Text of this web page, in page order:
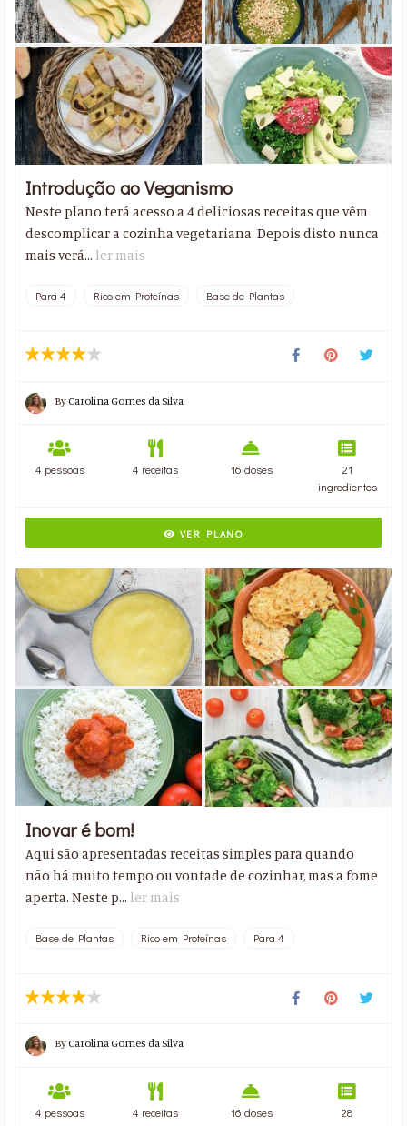
Introdução ao Veganismo
Neste plano terá acesso a 4 deliciosas receitas que vêm
descomplicar a cozinha vegetariana. Depois disto nunca
mais verá...ler mais
Para 4 Rico em Proteínas Base de Plantas
ByCarolina Gomes da Silva
4 pessoas 4 receitas 16 doses
21
ingredientes
VER PLANO
Inovar é bom!
Aqui são apresentadas receitas simples para quando
não há muito tempo ou vontade de cozinhar, mas a fome
aperta. Neste p...ler mais
Base de Plantas Rico em Proteínas Para 4
ByCarolina Gomes da Silva
4 pessoas 4 receitas 16 doses
28